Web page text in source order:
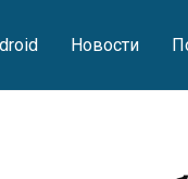
Новости